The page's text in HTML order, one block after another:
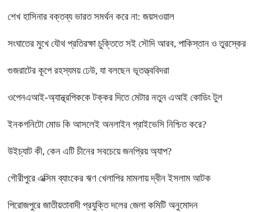
শেখ হাসিনার বক্তব্য ভারত সমর্থন করে না: জয়সওয়াল
সংঘাতের মুখে যৌথ প্রতিরক্ষা চুক্তিতে সই সৌদি আরব, পাকিস্তান ও তুরস্কের
গুজরাটের কূপে রহস্যময় ঢেউ, যা বলছেন ভূতত্ত্ববিদরা
ওপেনএআই-অ্যান্থ্রপিককে টক্কর দিতে মেটার নতুন এআই কোডিং টুল
ইনকগনিটো মোড কি আসলেই অনলাইন প্রাইভেসি নিশ্চিত করে?
উইচ্যাট কী, কেন এটি চীনের সবচেয়ে জনপ্রিয় অ্যাপ?
গৌরীপুরে এক্সিম ব্যাংকের ঋণ খেলাপির মামলায় দ্বীন ইসলাম আটক
পিরোজপুরে জাতীয়তাবাদী প্রযুক্তি দলের জেলা কমিটি অনুমোদন